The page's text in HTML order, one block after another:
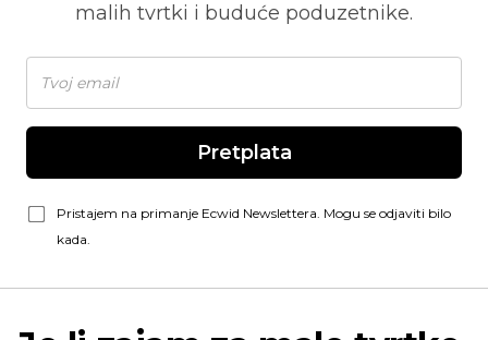
malih tvrtki i buduće poduzetnike.
Pretplata
Pristajem na primanje Ecwid Newslettera. Mogu se odjaviti bilo
kada.